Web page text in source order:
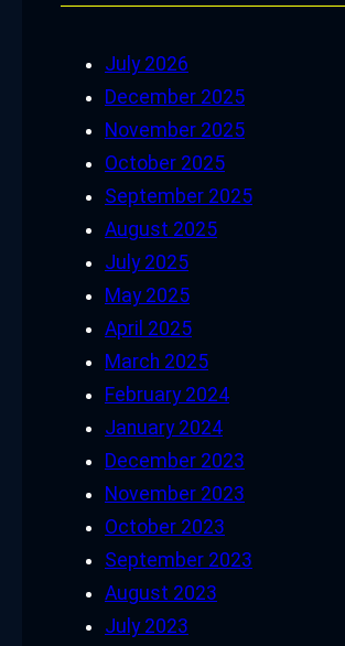
c
July 2026
December 2025
November 2025
October 2025
September 2025
August 2025
July 2025
May 2025
April 2025
March 2025
February 2024
January 2024
December 2023
November 2023
October 2023
September 2023
August 2023
July 2023